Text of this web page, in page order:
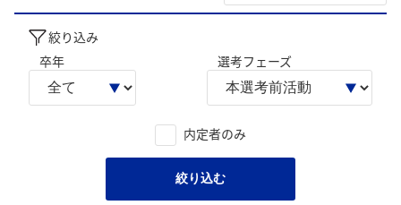
絞り込み
卒年
選考フェーズ
内定者のみ
絞り込む